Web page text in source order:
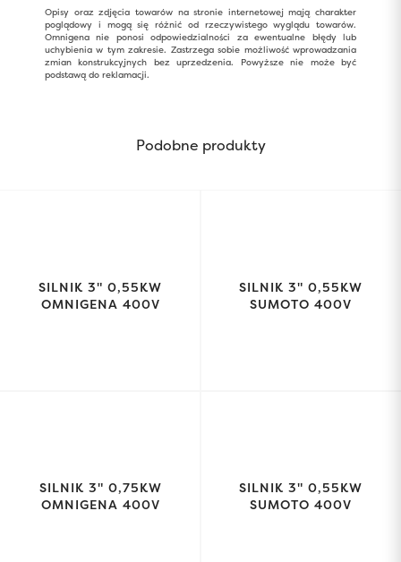
Opisy oraz zdjęcia towarów na stronie internetowej mają charakter
poglądowy i mogą się różnić od rzeczywistego wyglądu towarów.
Omnigena nie ponosi odpowiedzialności za ewentualne błędy lub
uchybienia w tym zakresie. Zastrzega sobie możliwość wprowadzania
zmian konstrukcyjnych bez uprzedzenia. Powyższe nie może być
podstawą do reklamacji.
Podobne produkty
SILNIK 3" 0,55KW
OMNIGENA 400V
SILNIK 3" 0,55KW
SUMOTO 400V
SILNIK 3" 0,75KW
OMNIGENA 400V
SILNIK 3" 0,55KW
SUMOTO 400V